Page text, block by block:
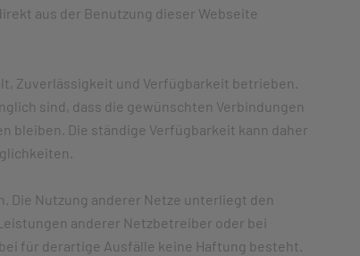
aus der Benutzung dieser Webseite
Zuverlässigkeit und Verfügbarkeit betrieben.
sind, dass die gewünschten Verbindungen
bleiben. Die ständige Verfügbarkeit kann daher
Die Nutzung anderer Netze unterliegt den
anderer Netzbetreiber oder bei
für derartige Ausfälle keine Haftung besteht.